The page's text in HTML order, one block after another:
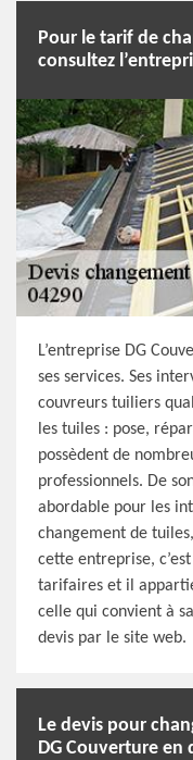
Pour le tarif de
consultez
L’entreprise DG
ses services. Ses
couvreurs tuiliers
les tuiles : pose,
possèdent de
professionnels. De
abordable pour les
changement de
cette entreprise,
tarifaires et il
celle qui convient à
devis par le site web.
Le devis pour
DG Couverture en